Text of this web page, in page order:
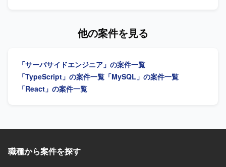
ったモダンな技術スタックを活用しながら、業務効率化に
Next.js, Chakra UI, Playwright バックエンド：Python,
FastAPI, pytest AI/開発支援：GitHub Copilot, Claude Code
等
力】 保険業向けの大規模なオープン系システム開発に携わ
ることで、バックエンドからフロントエンドまで幅広い技
術スタックを活用しながら、ITデリバリー環境の統合や効
率化に貢献する経験を積むことができます。 【開発環境】
他の案件を見る
「サーバサイドエンジニア」の案件一覧
「TypeScript」の案件一覧 「MySQL」の案件一覧
「React」の案件一覧
職種から案件を探す